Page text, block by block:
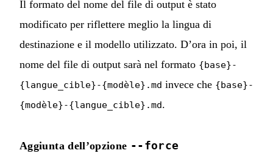
Il formato del nome del file di output è stato
modificato per riflettere meglio la lingua di
destinazione e il modello utilizzato. D’ora in poi, il
nome del file di output sarà nel formato {base}-
{langue_cible}-{modèle}.md invece che {base}-
{modèle}-{langue_cible}.md.
Aggiunta dell’opzione --force